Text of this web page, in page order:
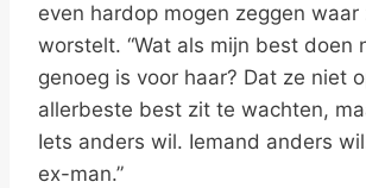
even hardop mogen zeggen waar
worstelt. “Wat als mijn best doen
genoeg is voor haar? Dat ze niet
allerbeste best zit te wachten,
Iets anders wil. Iemand anders
ex-man.”